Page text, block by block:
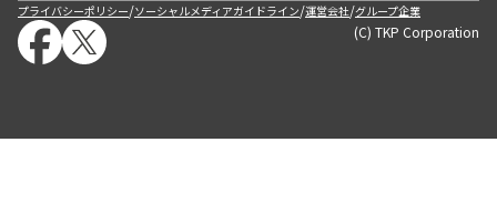
プライバシーポリシー/ソーシャルメディアガイドライン/運営会社/グループ企業
(C) TKP Corporation